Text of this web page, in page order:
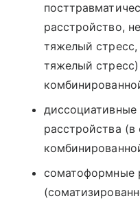
расстройство,
тяжелый стресс,
тяжелый
расстройства (в
соматоформные